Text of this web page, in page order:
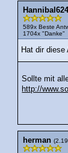
Hannibal624
589x Beste
1704x "Danke"
Hat dir diese
Sollte mit
http://
herman